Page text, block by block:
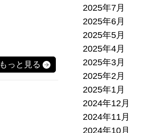
もっと見る
2025年7月
2025年6月
2025年5月
2025年4月
2025年3月
2025年2月
2025年1月
2024年12月
2024年11月
2024年10月